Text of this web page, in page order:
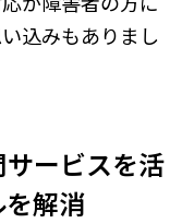
込みもありまし
ービスを活
解消